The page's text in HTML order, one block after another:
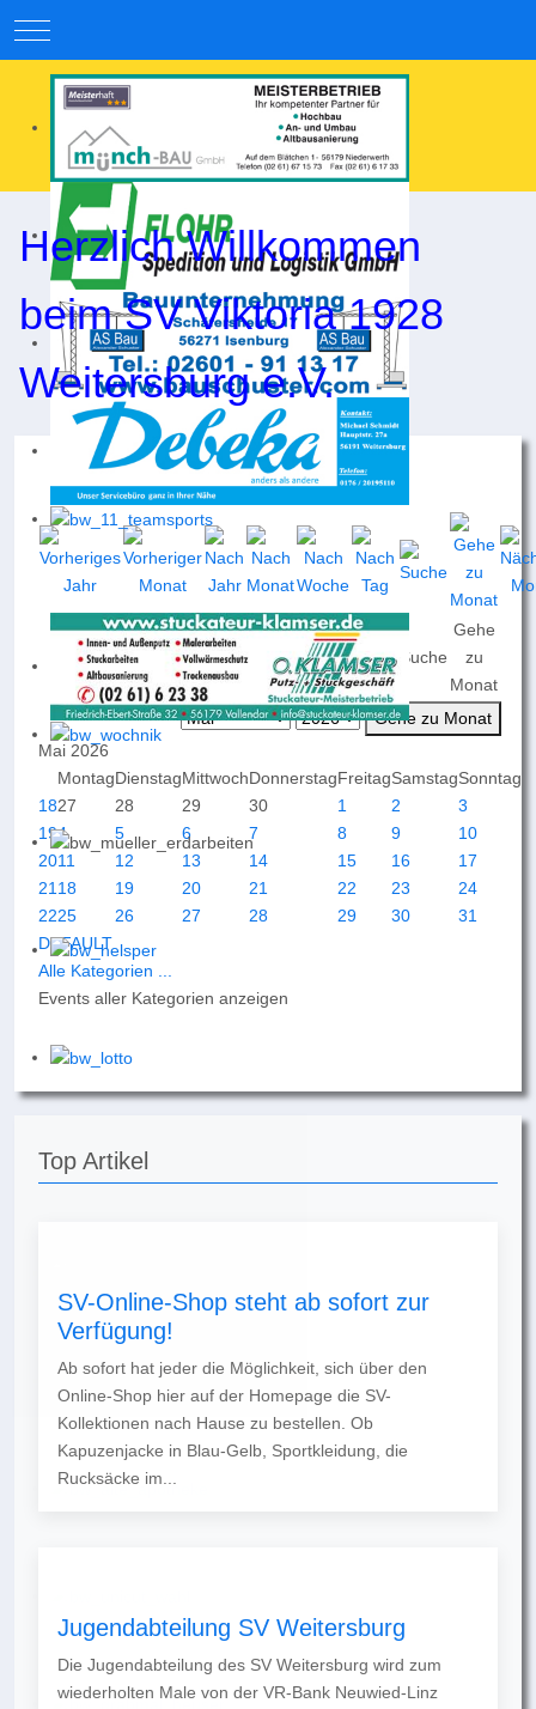
Mobile Menu Toggle
Herzlich Willkommen
beim SV Viktoria 1928
Weitersburg e.V.
Nach
Jahr
Monat
Nach
Woche
Heute Suche
Gehe
zu
Monat
Gehe zu Monat
Mai 2026
MontagDienstagMittwochDonnerstagFreitagSamstagSonntag
1827 28 29 30 1 2
3
194 5 6 7 8 9
10
2011 12 13 14 15 16
17
21 18 19 20 21 22 23
24
2225 26 27 28 29 30
31
DEFAULT
Alle Kategorien ...
Events aller Kategorien anzeigen
Top Artikel
SV-Online-Shop steht ab sofort zur
Verfügung!
Ab sofort hat jeder die Möglichkeit, sich über den
Online-Shop hier auf der Homepage die SV-
Kollektionen nach Hause zu bestellen. Ob
Kapuzenjacke in Blau-Gelb, Sportkleidung, die
Rucksäcke im...
Jugendabteilung SV Weitersburg
Die Jugendabteilung des SV Weitersburg wird zum
wiederholten Male von der VR-Bank Neuwied-Linz